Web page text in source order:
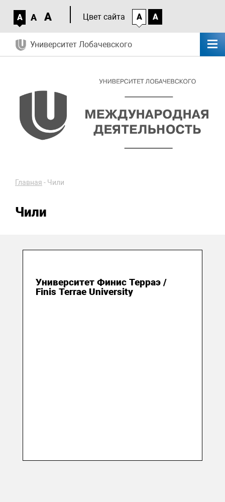
A A A Цвет сайта A A
Университет Лобачевского
Главная - Чили
Чили
Университет Финис Терраэ /
Finis Terrae University